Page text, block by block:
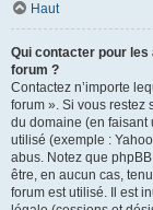
Haut
Qui contacter pour
forum ?
Contactez n’importe
forum ». Si vous restez
du domaine (en faisant
utilisé (exemple :
abus. Notez que
être, en aucun cas,
forum est utilisé. Il est